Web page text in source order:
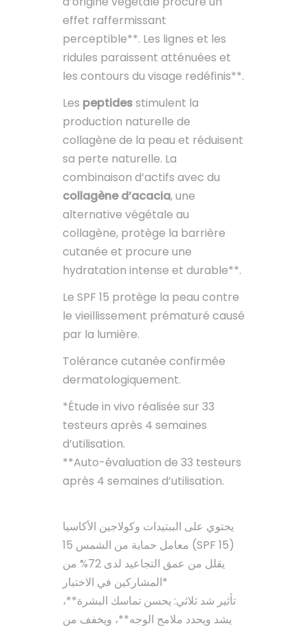
effet raffermissant
perceptible**. Les lignes et les
ridules paraissent atténuées et
les contours du visage redéfinis**.
Les peptidesstimulent la
production naturelle de
collagène de la peau et réduisent
sa perte naturelle. La
combinaison d’actifs avec du
collagène d’acacia, une
alternative végétale au
collagène, protège la barrière
cutanée et procure une
hydratation intense et durable**.
Le SPF 15 protège la peau contre
le vieillissement prématuré causé
par la lumière.
Tolérance cutanée confirmée
dermatologiquement.
*Étude in vivo réalisée sur 33
testeurs après 4 semaines
d’utilisation.
**Auto-évaluation de 33 testeurs
après 4 semaines d’utilisation.
يحتوي على الببتيدات وكولاجين الأكاسيا
معامل حماية من الشمس 15 (SPF 15)
يقلل من عمق التجاعيد لدى 72% من
المشاركين في الاختبار*
تأثير شد ثلاثي: يحسن تماسك البشرة**،
يشد ويحدد ملامح الوجه**، ويخفف من